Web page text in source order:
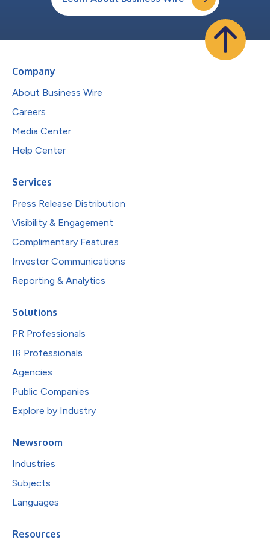
Company
About Business Wire
Careers
Media Center
Help Center
Services
Press Release Distribution
Visibility & Engagement
Complimentary Features
Investor Communications
Reporting & Analytics
Solutions
PR Professionals
IR Professionals
Agencies
Public Companies
Explore by Industry
Newsroom
Industries
Subjects
Languages
Resources